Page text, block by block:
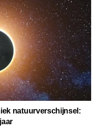
natuurverschijnsel: